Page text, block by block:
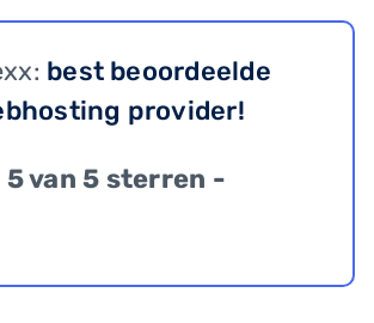
best beoordeelde
provider!
5 van 5 sterren -